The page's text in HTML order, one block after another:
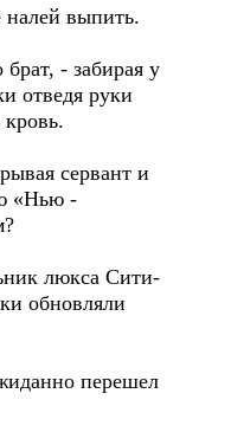
выпить.
- забирая у
отведя руки
кровь.
сервант и
«Нью -
люкса Сити-
обновляли
перешел